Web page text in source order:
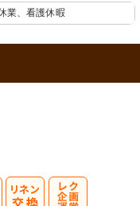
業、看護休暇